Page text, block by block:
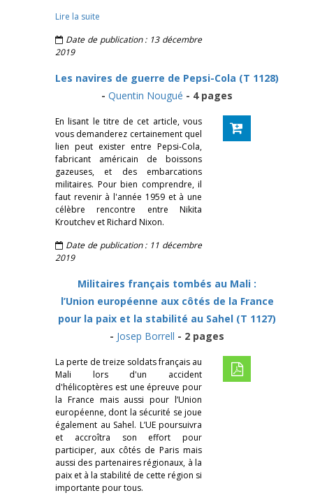
Lire la suite
Date de publication : 13 décembre
2019
Les navires de guerre de Pepsi-Cola (T 1128)
- Quentin Nougué - 4 pages
En lisant le titre de cet article, vous
vous demanderez certainement quel
lien peut exister entre Pepsi-Cola,
fabricant américain de boissons
gazeuses, et des embarcations
militaires. Pour bien comprendre, il
faut revenir à l'année 1959 et à une
célèbre rencontre entre Nikita
Kroutchev et Richard Nixon.
Date de publication : 11 décembre
2019
Militaires français tombés au Mali :
l’Union européenne aux côtés de la France
pour la paix et la stabilité au Sahel (T 1127)
- Josep Borrell - 2 pages
La perte de treize soldats français au
Mali lors d'un accident
d'hélicoptères est une épreuve pour
la France mais aussi pour l’Union
européenne, dont la sécurité se joue
également au Sahel. L’UE poursuivra
et accroîtra son effort pour
participer, aux côtés de Paris mais
aussi des partenaires régionaux, à la
paix et à la stabilité de cette région si
importante pour tous.